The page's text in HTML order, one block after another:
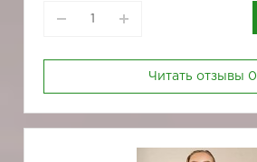
Читать отзывы 0